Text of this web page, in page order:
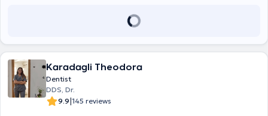
Karadagli Theodora
Dentist
DDS, Dr.
9.9|145 reviews